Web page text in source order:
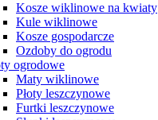
Kosze wiklinowe na kwiaty
Kule wiklinowe
Kosze gospodarcze
Ozdoby do ogrodu
ogrodowe
Maty wiklinowe
Płoty leszczynowe
Furtki leszczynowe